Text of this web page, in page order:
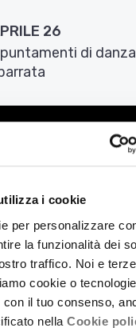
i cookie
per personalizzare
la funzionalità dei
traffico. Noi e
cookie o
il tuo consenso,
nella Cookie
26
di